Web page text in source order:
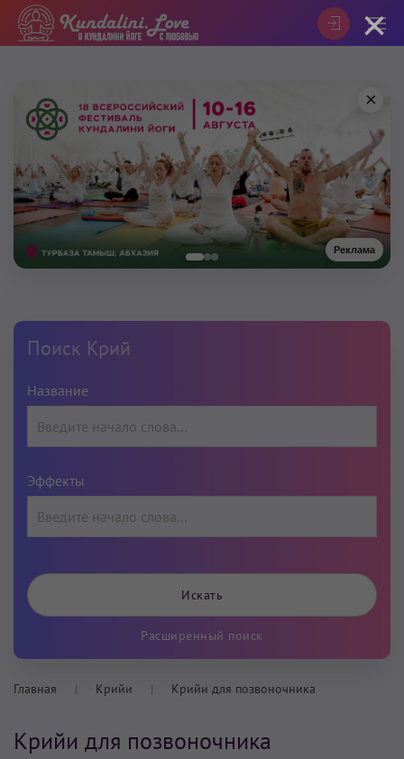
Реклама
×
Поиск Крий
Название
Эффекты
Расширенный поиск
Главная Крийи Крийи для позвоночника
Крийи для позвоночника
×